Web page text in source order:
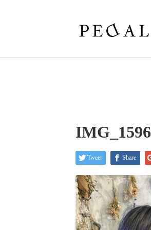
IMG_1596
Tweet Share